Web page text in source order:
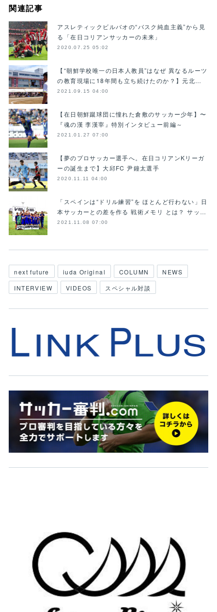
関連記事
アスレティックビルバオの“バスク純血主義”から見
る「在日コリアンサッカーの未来」
2020.07.25 05:02
【“朝鮮学校唯一の日本人教員”はなぜ 異なるルーツ
の教育現場に18年間も立ち続けたのか？】元北…
2021.09.15 04:00
【在日朝鮮蹴球団に憧れた倉敷のサッカー少年】〜
『魂の漢 李漢宰』特別インタビュー前編～
2021.01.27 07:00
【夢のプロサッカー選手へ。在日コリアンKリーガ
ーの誕生まで】大邱FC 尹鐘太選手
2020.11.11 04:00
「スペインは“ドリル練習”を ほとんど行わない」日
本サッカーとの差を作る 戦術メモリ とは？ サッ…
2021.11.08 07:00
next future iuda Original COLUMN
NEWS
INTERVIEW
VIDEOS スペシャル対談